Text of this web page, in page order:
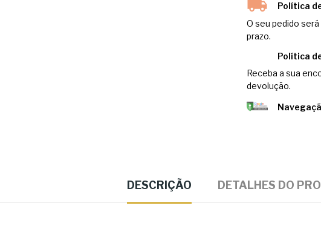
Política
O seu pedido
prazo.
Política
Receba a sua
devolução.
DESCRIÇÃO DETALHES DO